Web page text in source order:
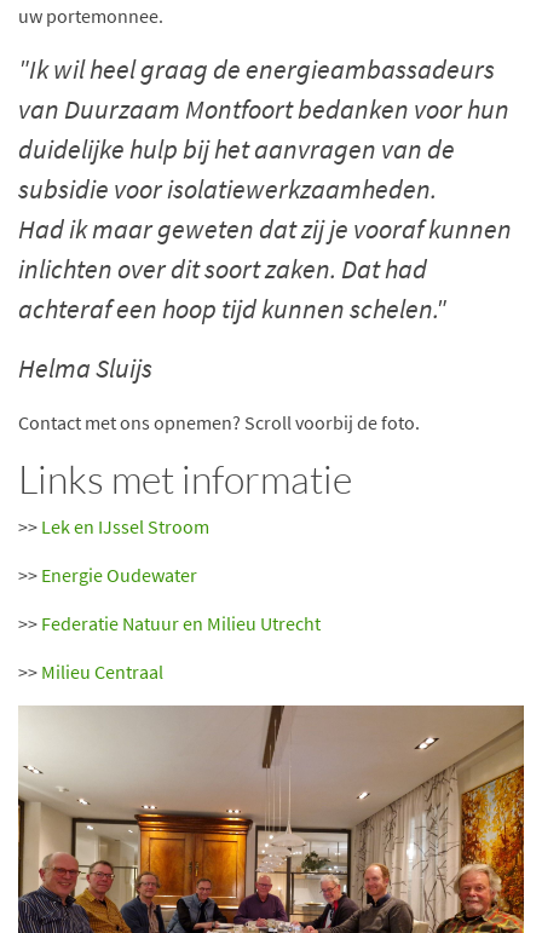
uw portemonnee.
"Ik wil heel graag de energieambassadeurs
van Duurzaam Montfoort bedanken voor hun
duidelijke hulp bij het aanvragen van de
subsidie voor isolatiewerkzaamheden.
Had ik maar geweten dat zij je vooraf kunnen
inlichten over dit soort zaken. Dat had
achteraf een hoop tijd kunnen schelen."
Helma Sluijs
Contact met ons opnemen? Scroll voorbij de foto.
Links met informatie
>> Lek en IJssel Stroom
>> Energie Oudewater
>> Federatie Natuur en Milieu Utrecht
>> Milieu Centraal